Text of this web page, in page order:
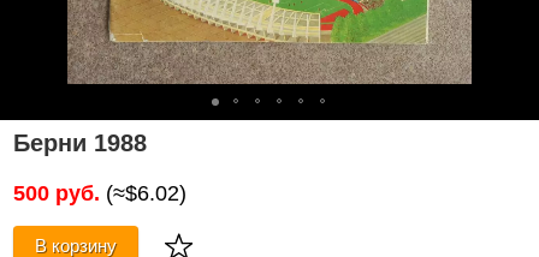
Берни 1988
500 руб. (≈$6.02)
В корзину